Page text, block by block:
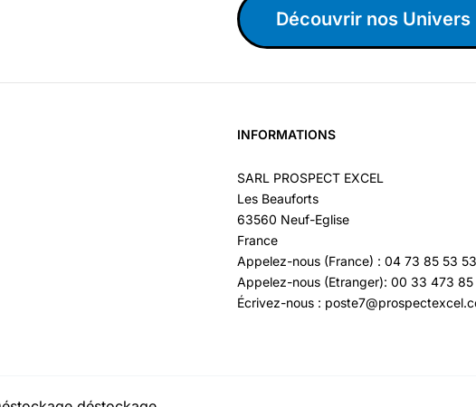
Découvrir nos Univers
INFORMATIONS
SARL PROSPECT EXCEL
Les Beauforts
63560 Neuf-Eglise
France
Appelez-nous (France) : 04 73 85 53 53
Appelez-nous (Etranger): 00 33 473 85
Écrivez-nous :